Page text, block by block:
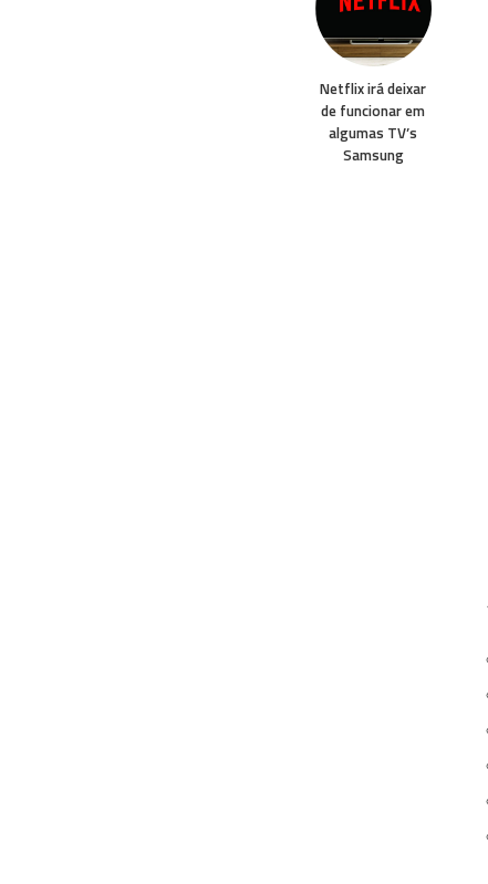
Netflix irá deixar
de funcionar em
algumas TV’s
Samsung